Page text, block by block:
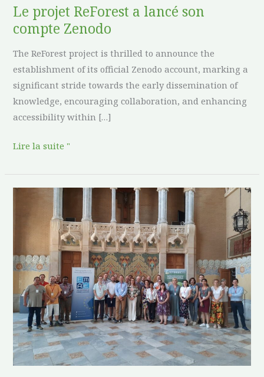
Le projet ReForest a lancé son
compte Zenodo
The ReForest project is thrilled to announce the
establishment of its official Zenodo account, marking a
significant stride towards the early dissemination of
knowledge, encouraging collaboration, and enhancing
accessibility within […]
son
compte
Zenodo
Lire la suite "
partenaires
du
projet
ReForest
en
Espagne
:
Une
collaboration